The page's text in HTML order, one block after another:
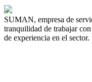
SUMAN, empresa de
tranquilidad de trabajar
de experiencia en el sector.